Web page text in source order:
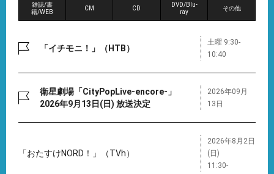
雑誌/書
籍/WEB
CM CD
DVD/Blu-
ray
その他
「イチモニ！」（HTB）
土曜 9:30-
10:40
衛星劇場「CityPopLive-encore-」
2026年9月13日(日) 放送決定
2026年09月
13日
「おたすけNORD！」（TVh）
2026年8月2日
(日)
11:30-